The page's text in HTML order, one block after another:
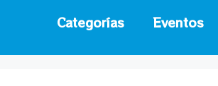
Categorías
Eventos